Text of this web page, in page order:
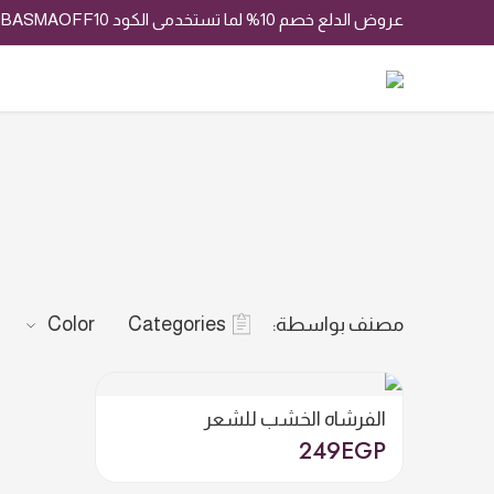
عروض الدلع خصم 10% لما تستخدمى الكود BASMAOFF10
مصنف بواسطة: Categories
Color
الفرشاه الخشب للشعر
249EGP